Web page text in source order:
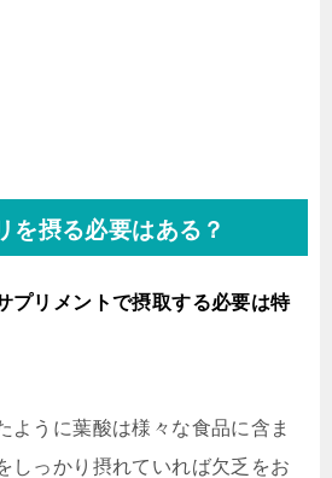
を摂る必要はある？
プリメントで摂取する必要は特
ように葉酸は様々な食品に含ま
しっかり摂れていれば欠乏をお